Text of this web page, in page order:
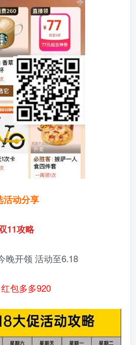
活动分享
11攻略
晚开领 活动至6.18
红包多多920